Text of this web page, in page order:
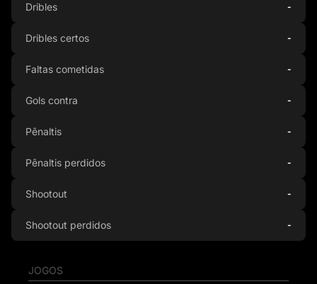
JOGOS
Dribles -
Dribles certos -
Faltas cometidas -
Gols contra -
Pênaltis -
Pênaltis perdidos -
Shootout -
Shootout perdidos -